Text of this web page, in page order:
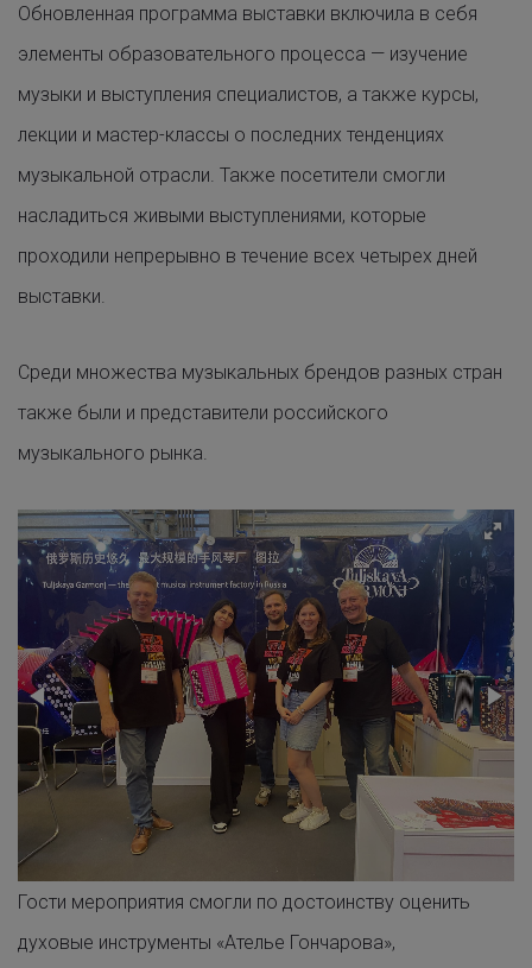
Обновленная программа выставки включила в себя
элементы образовательного процесса — изучение
музыки и выступления специалистов, а также курсы,
лекции и мастер-классы о последних тенденциях
музыкальной отрасли. Также посетители смогли
насладиться живыми выступлениями, которые
проходили непрерывно в течение всех четырех дней
выставки.
Среди множества музыкальных брендов разных стран
также были и представители российского
музыкального рынка.
Гости мероприятия смогли по достоинству оценить
духовые инструменты «Ателье Гончарова»,